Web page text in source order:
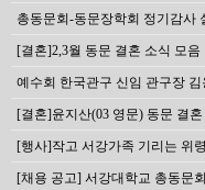
총동문회-동문장학회 정기감사
[결혼]2,3월 동문 결혼 소식 모음
예수회 한국관구 신임 관구장
[결혼]윤지산(03 영문) 동문 결혼
[행사]작고 서강가족 기리는 위
[채용 공고] 서강대학교 총동문